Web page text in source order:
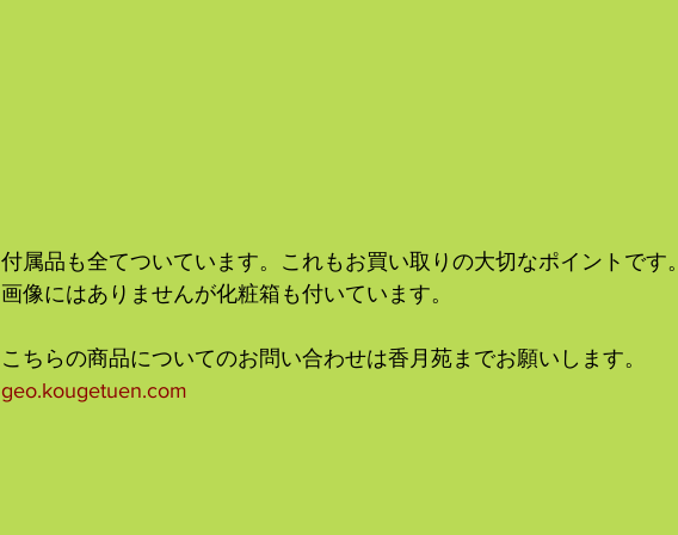
付属品も全てついています。これもお買い取りの大切なポイントです。
画像にはありませんが化粧箱も付いています。
こちらの商品についてのお問い合わせは香月苑までお願いします。
geo.kougetuen.com